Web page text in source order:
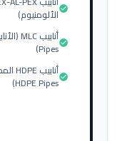
الألومنيوم)check_circle
Pipes)check_circle
HDPE Pipes)check_circle